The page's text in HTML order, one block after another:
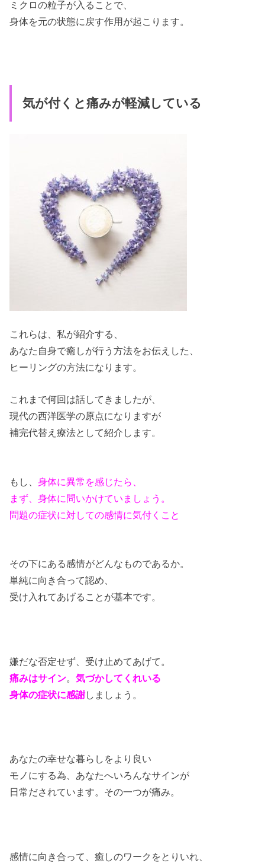
ミクロの粒子が入ることで、
身体を元の状態に戻す作用が起こります。
気が付くと痛みが軽減している
これらは、私が紹介する、
あなた自身で癒しが行う方法をお伝えした、
ヒーリングの方法になります。
これまで何回は話してきましたが、
現代の西洋医学の原点になりますが
補完代替え療法として紹介します。
もし、身体に異常を感じたら、
まず、身体に問いかけていましょう。
問題の症状に対しての感情に気付くこと
その下にある感情がどんなものであるか。
単純に向き合って認め、
受け入れてあげることが基本です。
嫌だな否定せず、受け止めてあげて。
痛みはサイン。気づかしてくれいる
身体の症状に感謝しましょう。
あなたの幸せな暮らしをより良い
モノにする為、あなたへいろんなサインが
日常だされています。その一つが痛み。
感情に向き合って、癒しのワークをとりいれ、